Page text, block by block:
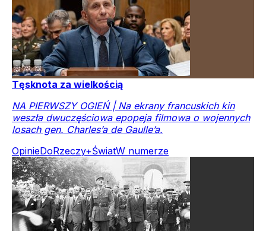
Tęsknota za wielkością
NA PIERWSZY OGIEŃ | Na ekrany francuskich kin
weszła dwuczęściowa epopeja filmowa o wojennych
losach gen. Charles’a de Gaulle’a.
OpinieDoRzeczy+ŚwiatW numerze